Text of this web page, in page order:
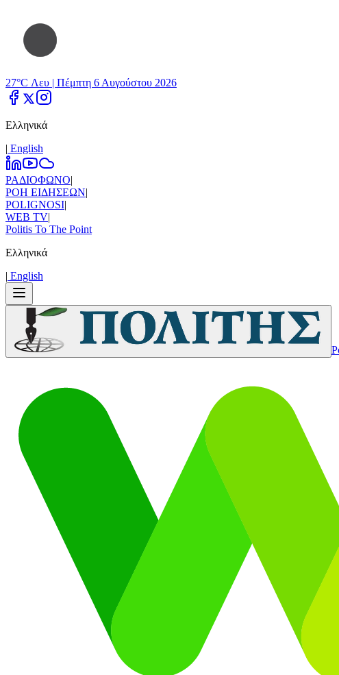
27°C Λευ | Πέμπτη 6 Αυγούστου 2026
Ελληνικά
| Εnglish
ΡΑΔΙΟΦΩΝΟ|
ΡΟΗ ΕΙΔΗΣΕΩΝ|
POLIGNOSI|
WEB TV|
Politis To The Point
Ελληνικά
| Εnglish